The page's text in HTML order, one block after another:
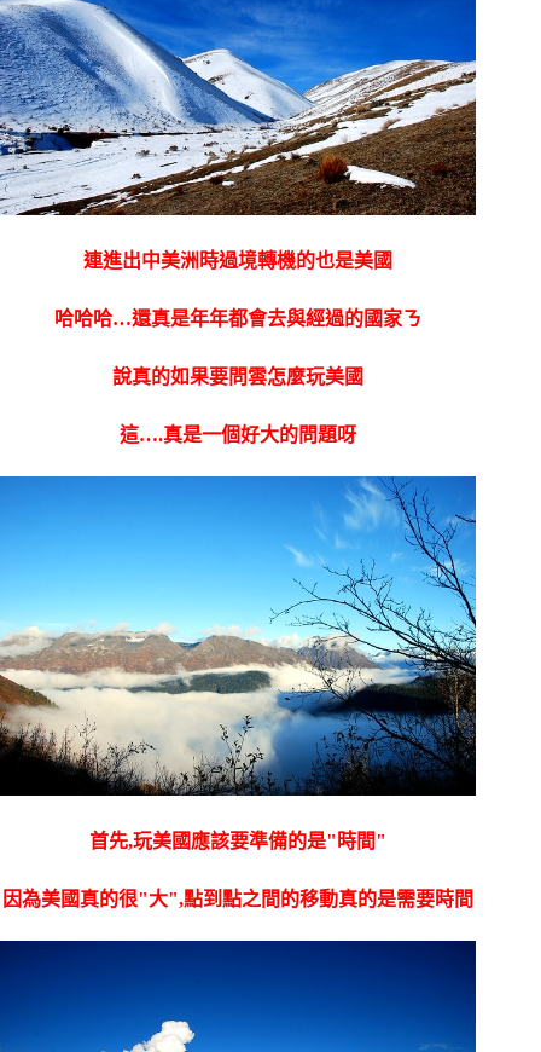
連進出中美洲時過境轉機的也是美國
哈哈哈…還真是年年都會去與經過的國家ㄋ
說真的如果要問雲怎麼玩美國
這….真是一個好大的問題呀
首先,玩美國應該要準備的是"時間"
因為美國真的很"大",點到點之間的移動真的是需要時間